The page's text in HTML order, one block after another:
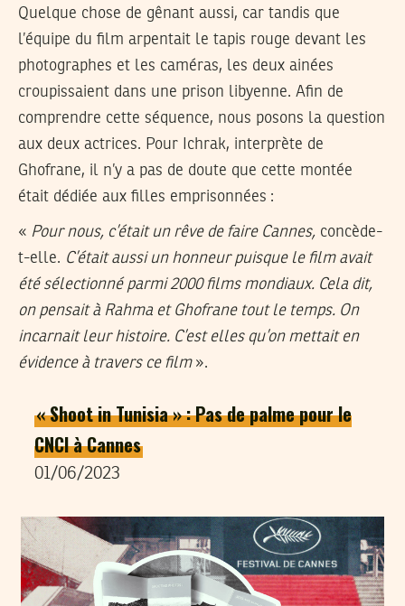
Quelque chose de gênant aussi, car tandis que
l’équipe du film arpentait le tapis rouge devant les
photographes et les caméras, les deux ainées
croupissaient dans une prison libyenne. Afin de
comprendre cette séquence, nous posons la question
aux deux actrices. Pour Ichrak, interprète de
Ghofrane, il n’y a pas de doute que cette montée
était dédiée aux filles emprisonnées :
« Pour nous, c’était un rêve de faire Cannes, concède-
t-elle. C’était aussi un honneur puisque le film avait
été sélectionné parmi 2000 films mondiaux. Cela dit,
on pensait à Rahma et Ghofrane tout le temps. On
incarnait leur histoire. C’est elles qu’on mettait en
évidence à travers ce film».
« Shoot in Tunisia » : Pas de palme pour le
CNCI à Cannes
01/06/2023